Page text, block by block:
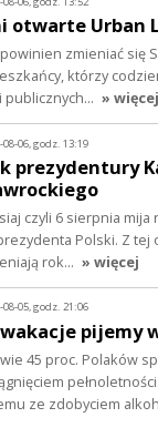
otwarte Urban
powinien zmieniać się
którzy
publicznych… » więcej
08-06, godz. 13:19
prezydentury
czyli 6 sierpnia
Polski. Z
rok… » więcej
08-05, godz. 21:06
pijemy
45 proc. Polaków
ze zdobyciem